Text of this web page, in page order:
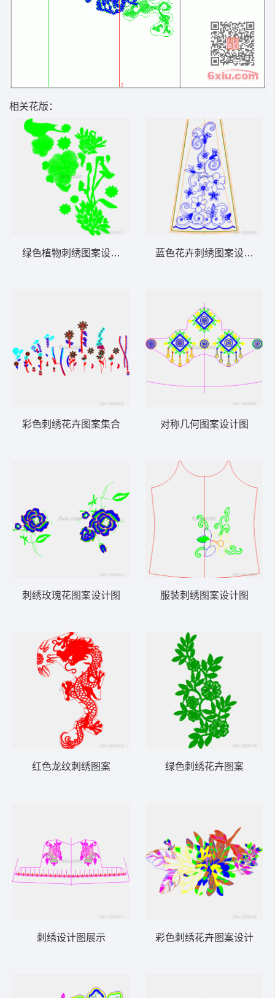
相关花版：
绿色植物刺绣图案设计图
彩色刺绣花卉图案集合
刺绣玫瑰花图案设计图
红色龙纹刺绣图案
刺绣设计图展示
蓝色花卉刺绣图案设计图
对称几何图案设计图
服装刺绣图案设计图
绿色刺绣花卉图案
彩色刺绣花卉图案设计